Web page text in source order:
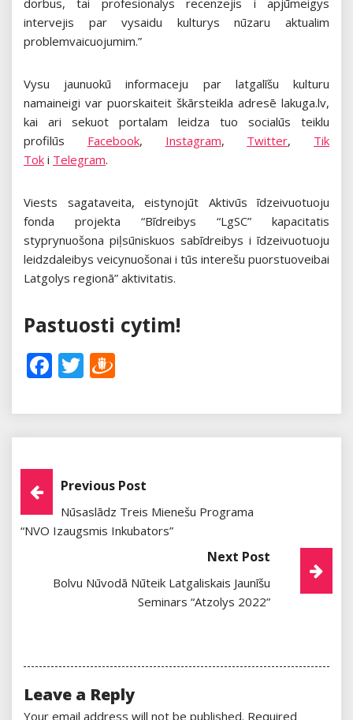
intervejis par vysaidu kulturys nūzaru aktualim
problemvaicuojumim.”
Vysu jaunuokū informaceju par latgalīšu kulturu
namaineigi var puorskaiteit škārsteikla adresē lakuga.lv,
kai ari sekuot portalam leidza tuo socialūs teiklu
profilūs Facebook, Instagram, Twitter, Tik
Tok i Telegram.
Viests sagataveita, eistynojūt Aktivūs īdzeivuotuoju
fonda projekta “Bīdreibys “LgSC” kapacitatis
styprynuošona piļsūniskuos sabīdreibys i īdzeivuotuoju
leidzdaleibys veicynuošonai i tūs interešu puorstuoveibai
Latgolys regionā” aktivitatis.
Pastuosti cytim!
Facebook
Twitter
Post
Navigation
Previous Post
Nūsaslādz Treis Mienešu Programa
“NVO Izaugsmis Inkubators”
Next Post
Bolvu Nūvodā Nūteik Latgaliskais Jaunīšu
Seminars “Atzolys 2022”
Leave a Reply
Your email address will not be published. Required